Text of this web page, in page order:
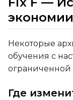
Некоторые
обучения с
ограниченной
Где